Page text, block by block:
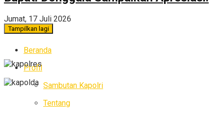
Jumat, 17 Juli 2026
Tampilkan lagi
Beranda
Profil
Sambutan Kapolri
Tentang